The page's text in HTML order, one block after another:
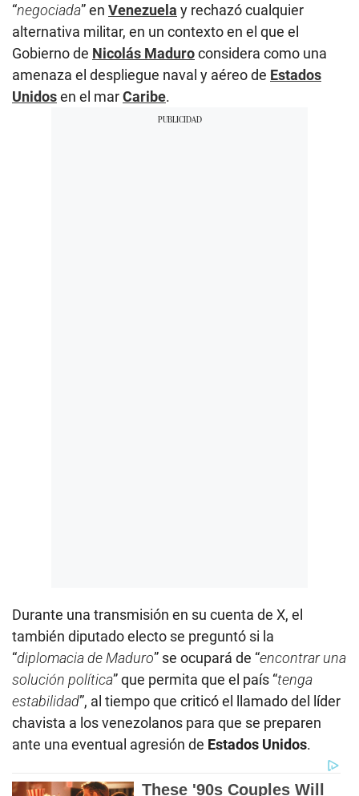
“negociada” en Venezuela y rechazó cualquier
alternativa militar, en un contexto en el que el
Gobierno de Nicolás Maduroconsidera como una
amenaza el despliegue naval y aéreo de Estados
Unidosen el marCaribe.
Durante una transmisión en su cuenta de X, el
también diputado electo se preguntó si la
“diplomacia de Maduro” se ocupará de “encontrar una
solución política” que permita que el país “tenga
estabilidad”, al tiempo que criticó el llamado del líder
chavista a los venezolanos para que se preparen
ante una eventual agresión de Estados Unidos.